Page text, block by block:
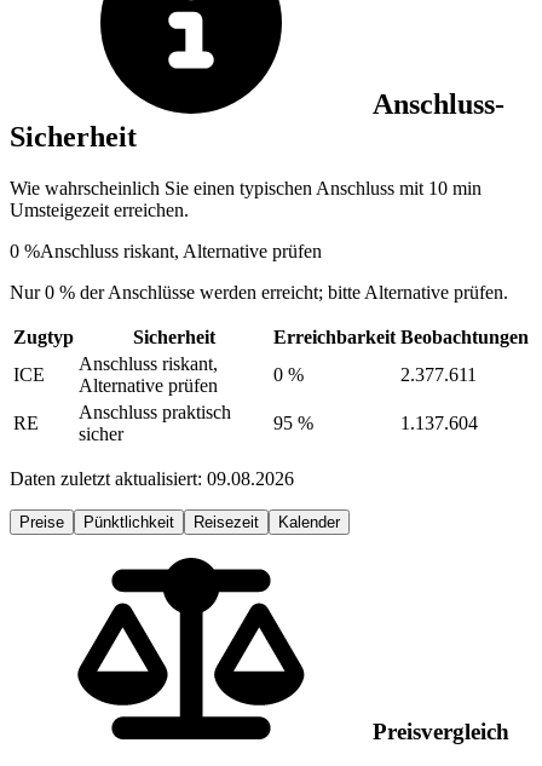
Anschluss-
Sicherheit
Wie wahrscheinlich Sie einen typischen Anschluss mit 10 min
Umsteigezeit erreichen.
0 %Anschluss riskant, Alternative prüfen
Nur 0 % der Anschlüsse werden erreicht; bitte Alternative prüfen.
Zugtyp Sicherheit Erreichbarkeit Beobachtungen
ICE
Anschluss riskant,
Alternative prüfen
0 % 2.377.611
RE
Anschluss praktisch
sicher
95 % 1.137.604
Daten zuletzt aktualisiert: 09.08.2026
Preise Pünktlichkeit Reisezeit Kalender
Preisvergleich